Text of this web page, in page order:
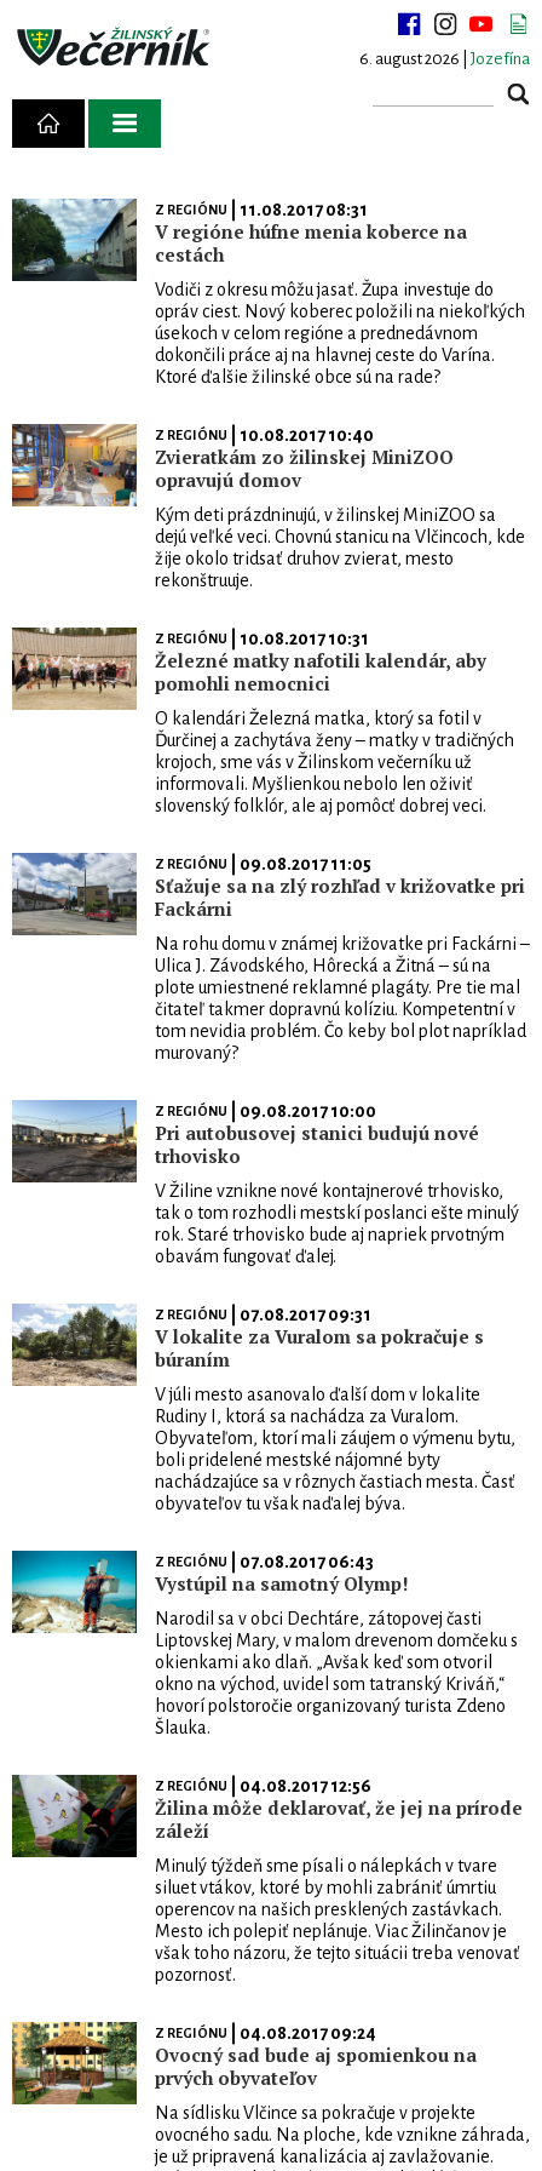
6. august 2026 | Jozefína
Z REGIÓNU | 11.08.2017 08:31
V regióne húfne menia koberce na
cestách
Vodiči z okresu môžu jasať. Župa investuje do
opráv ciest. Nový koberec položili na niekoľkých
úsekoch v celom regióne a prednedávnom
dokončili práce aj na hlavnej ceste do Varína.
Ktoré ďalšie žilinské obce sú na rade?
Z REGIÓNU | 10.08.2017 10:40
Zvieratkám zo žilinskej MiniZOO
opravujú domov
Kým deti prázdninujú, v žilinskej MiniZOO sa
dejú veľké veci. Chovnú stanicu na Vlčincoch, kde
žije okolo tridsať druhov zvierat, mesto
rekonštruuje.
Z REGIÓNU | 10.08.2017 10:31
Železné matky nafotili kalendár, aby
pomohli nemocnici
O kalendári Železná matka, ktorý sa fotil v
Ďurčinej a zachytáva ženy – matky v tradičných
krojoch, sme vás v Žilinskom večerníku už
informovali. Myšlienkou nebolo len oživiť
slovenský folklór, ale aj pomôcť dobrej veci.
Z REGIÓNU | 09.08.2017 11:05
Sťažuje sa na zlý rozhľad v križovatke pri
Fackárni
Na rohu domu v známej križovatke pri Fackárni –
Ulica J. Závodského, Hôrecká a Žitná – sú na
plote umiestnené reklamné plagáty. Pre tie mal
čitateľ takmer dopravnú kolíziu. Kompetentní v
tom nevidia problém. Čo keby bol plot napríklad
murovaný?
Z REGIÓNU | 09.08.2017 10:00
Pri autobusovej stanici budujú nové
trhovisko
V Žiline vznikne nové kontajnerové trhovisko,
tak o tom rozhodli mestskí poslanci ešte minulý
rok. Staré trhovisko bude aj napriek prvotným
obavám fungovať ďalej.
Z REGIÓNU | 07.08.2017 09:31
V lokalite za Vuralom sa pokračuje s
búraním
V júli mesto asanovalo ďalší dom v lokalite
Rudiny I, ktorá sa nachádza za Vuralom.
Obyvateľom, ktorí mali záujem o výmenu bytu,
boli pridelené mestské nájomné byty
nachádzajúce sa v rôznych častiach mesta. Časť
obyvateľov tu však naďalej býva.
Z REGIÓNU | 07.08.2017 06:43
Vystúpil na samotný Olymp!
Narodil sa v obci Dechtáre, zátopovej časti
Liptovskej Mary, v malom drevenom domčeku s
okienkami ako dlaň. „Avšak keď som otvoril
okno na východ, uvidel som tatranský Kriváň,“
hovorí polstoročie organizovaný turista Zdeno
Šlauka.
Z REGIÓNU | 04.08.2017 12:56
Žilina môže deklarovať, že jej na prírode
záleží
Minulý týždeň sme písali o nálepkách v tvare
siluet vtákov, ktoré by mohli zabrániť úmrtiu
operencov na našich presklených zastávkach.
Mesto ich polepiť neplánuje. Viac Žilinčanov je
však toho názoru, že tejto situácii treba venovať
pozornosť.
Z REGIÓNU | 04.08.2017 09:24
Ovocný sad bude aj spomienkou na
prvých obyvateľov
Na sídlisku Vlčince sa pokračuje v projekte
ovocného sadu. Na ploche, kde vznikne záhrada,
je už pripravená kanalizácia aj zavlažovanie.